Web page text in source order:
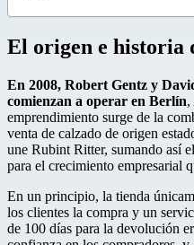
El origen e historia
En 2008, Robert Gentz y
comienzan a operar en Berlín,
emprendimiento surge de la
venta de calzado de origen
une Rubint Ritter, sumando así
para el crecimiento empresarial
En un principio, la tienda
los clientes la compra y un
de 100 días para la devolución